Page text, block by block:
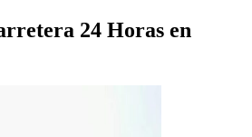
24 Horas en